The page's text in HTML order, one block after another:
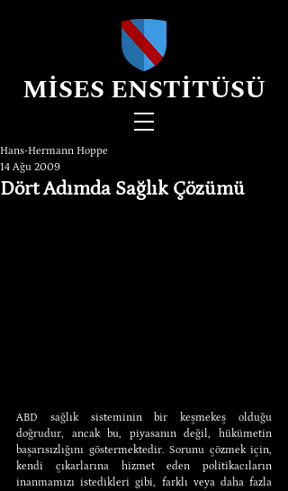
MİSES ENSTİTÜSÜ
Dört Adımda Sağlık Çözümü
Hans-Hermann Hoppe
14 Ağu 2009
ABD sağlık sisteminin bir keşmekeş olduğu
doğrudur, ancak bu, piyasanın değil, hükümetin
başarısızlığını göstermektedir. Sorunu çözmek için,
kendi çıkarlarına hizmet eden politikacıların
inanmamızı istedikleri gibi, farklı veya daha fazla